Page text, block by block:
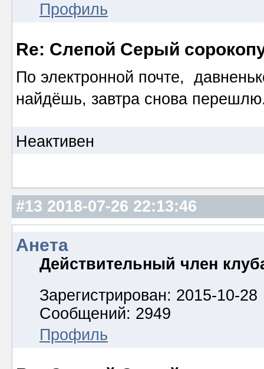
Профиль
Re: Слепой Серый
По электронной почте,
найдёшь, завтра снова
Неактивен
#13 2018-07-26 22:13:46
Анета
Действительный член
Зарегистрирован: 2015-10-28
Сообщений: 2949
Профиль